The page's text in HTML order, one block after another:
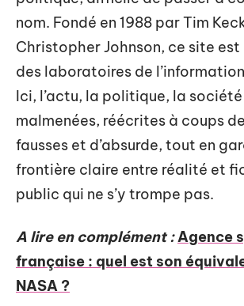
nom. Fondé en 1988 par Tim
Christopher Johnson, ce site est
des laboratoires de
Ici, l’actu, la politique, la
malmenées, réécrites à coups
fausses et d’absurde, tout en
frontière claire entre réalité et
public qui ne s’y trompe pas.
A lire en complément : Agence
française : quel est son
NASA ?